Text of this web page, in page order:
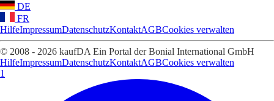
DE
FR
HilfeImpressumDatenschutzKontaktAGBCookies verwalten
© 2008 - 2026 kaufDA Ein Portal der Bonial International GmbH
HilfeImpressumDatenschutzKontaktAGBCookies verwalten
1